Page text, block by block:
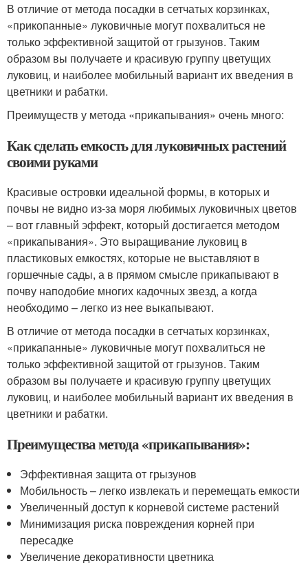
В отличие от метода посадки в сетчатых корзинках,
«прикопанные» луковичные могут похвалиться не
только эффективной защитой от грызунов. Таким
образом вы получаете и красивую группу цветущих
луковиц, и наиболее мобильный вариант их введения в
цветники и рабатки.
Преимуществ у метода «прикапывания» очень много:
Как сделать емкость для луковичных растений
своими руками
Красивые островки идеальной формы, в которых и
почвы не видно из-за моря любимых луковичных цветов
– вот главный эффект, который достигается методом
«прикапывания». Это выращивание луковиц в
пластиковых емкостях, которые не выставляют в
горшечные сады, а в прямом смысле прикапывают в
почву наподобие многих кадочных звезд, а когда
необходимо – легко из нее выкапывают.
В отличие от метода посадки в сетчатых корзинках,
«прикапанные» луковичные могут похвалиться не
только эффективной защитой от грызунов. Таким
образом вы получаете и красивую группу цветущих
луковиц, и наиболее мобильный вариант их введения в
цветники и рабатки.
Преимущества метода «прикапывания»:
Эффективная защита от грызунов
Мобильность – легко извлекать и перемещать емкости
Увеличенный доступ к корневой системе растений
Минимизация риска повреждения корней при
пересадке
Увеличение декоративности цветника